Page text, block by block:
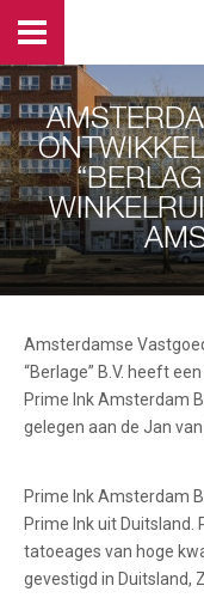
Amsterdamse
“Berlage” B.V. heeft
Prime Ink Amsterdam
gelegen aan de Jan
Prime Ink Amsterdam
Prime Ink uit Duitsland.
tatoeages van hoge
gevestigd in Duitsland,